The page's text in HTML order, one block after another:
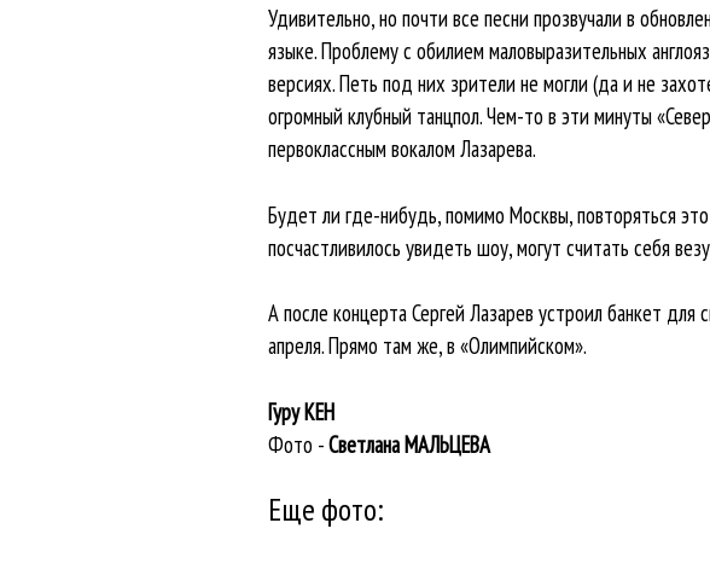
Удивительно, но почти все песни прозвучали в
языке. Проблему с обилием маловыразительных
версиях. Петь под них зрители не могли (да и не
огромный клубный танцпол. Чем-то в эти минуты
первоклассным вокалом Лазарева.
Будет ли где-нибудь, помимо Москвы, повторяться
посчастливилось увидеть шоу, могут считать себя
А после концерта Сергей Лазарев устроил банкет
апреля. Прямо там же, в «Олимпийском».
Гуру КЕН
Фото -Светлана МАЛЬЦЕВА
Еще фото: